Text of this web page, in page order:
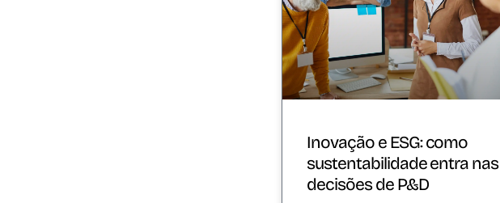
Inovação e ESG: como
sustentabilidade entra nas
decisões de P&D